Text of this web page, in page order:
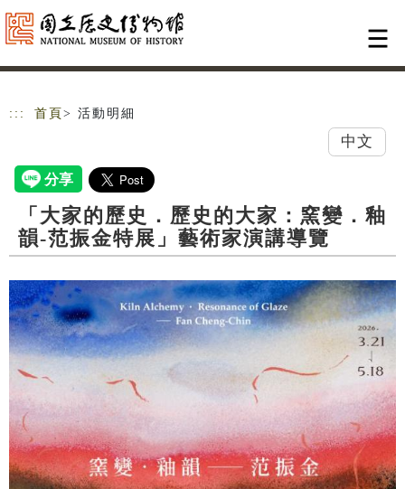
跳到主要內容
網站導覽
::: 首頁 > 活動明細
中文
「大家的歷史．歷史的大家：窯變．釉
韻-范振金特展」藝術家演講導覽